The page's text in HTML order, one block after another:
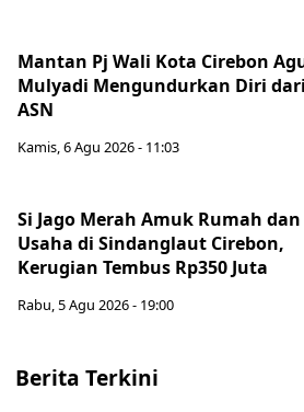
Mantan Pj Wali Kota Cirebon
Mulyadi Mengundurkan Diri dari
ASN
Kamis, 6 Agu 2026 - 11:03
Si Jago Merah Amuk Rumah dan
Usaha di Sindanglaut Cirebon,
Kerugian Tembus Rp350 Juta
Rabu, 5 Agu 2026 - 19:00
Berita Terkini